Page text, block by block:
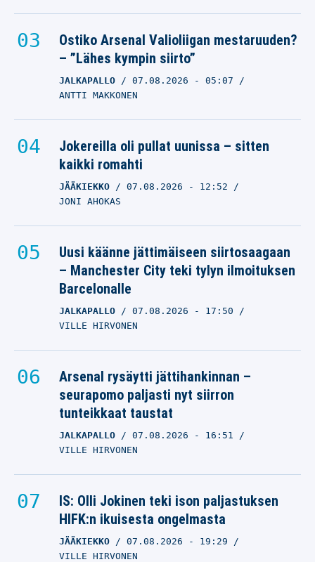
Ostiko Arsenal Valioliigan mestaruuden?
– ”Lähes kympin siirto”
JALKAPALLO 07.08.2026 - 05:07
ANTTI MAKKONEN
Jokereilla oli pullat uunissa – sitten
kaikki romahti
JÄÄKIEKKO 07.08.2026 - 12:52
JONI AHOKAS
Uusi käänne jättimäiseen siirtosaagaan
– Manchester City teki tylyn ilmoituksen
Barcelonalle
JALKAPALLO 07.08.2026 - 17:50
VILLE HIRVONEN
Arsenal rysäytti jättihankinnan –
seurapomo paljasti nyt siirron
tunteikkaat taustat
JALKAPALLO 07.08.2026 - 16:51
VILLE HIRVONEN
IS: Olli Jokinen teki ison paljastuksen
HIFK:n ikuisesta ongelmasta
JÄÄKIEKKO 07.08.2026 - 19:29
VILLE HIRVONEN